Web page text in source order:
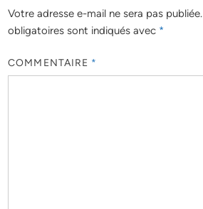
Votre adresse e-mail ne sera pas publiée.
obligatoires sont indiqués avec *
COMMENTAIRE *